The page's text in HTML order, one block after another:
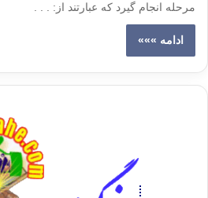
مرحله انجام گيرد كه عبارتند از: . . .
ادامه »»»